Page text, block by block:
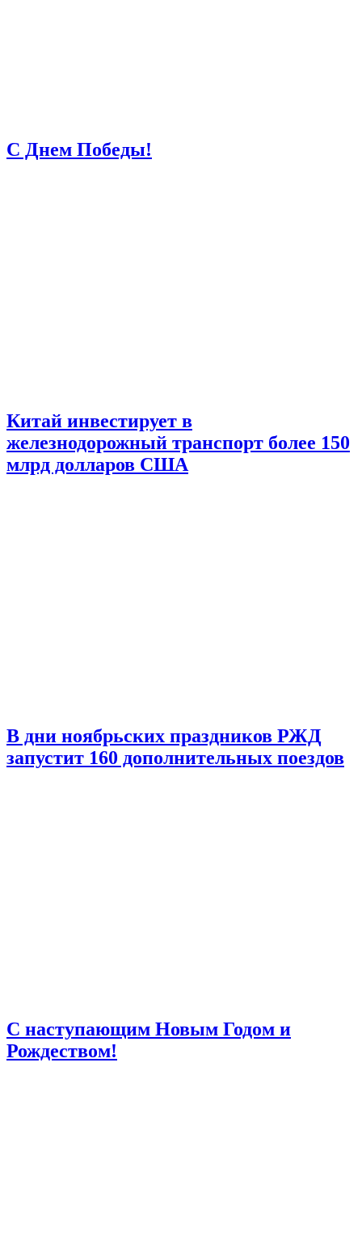
С Днем Победы!
Китай инвестирует в
железнодорожный транспорт более 150
млрд долларов США
В дни ноябрьских праздников РЖД
запустит 160 дополнительных поездов
С наступающим Новым Годом и
Рождеством!